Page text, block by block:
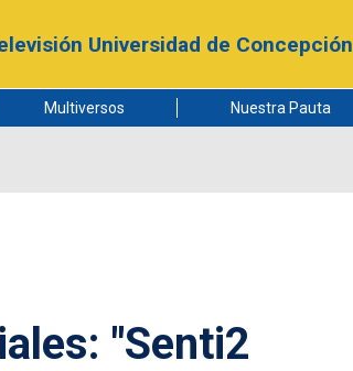
Universidad de Concepción
Multiversos Nuestra Pauta
"Senti2